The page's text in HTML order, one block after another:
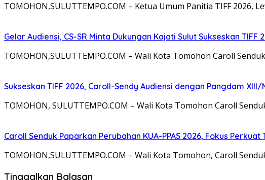
TOMOHON,SULUTTEMPO.COM – Ketua Umum Panitia TIFF
Gelar Audiensi, CS-SR Minta Dukungan Kajati Sulut Sukseskan TIFF
TOMOHON,SULUTTEMPO.COM – Wali Kota Tomohon Caroll
Sukseskan TIFF 2026, Caroll-Sendy Audiensi dengan Pangdam
TOMOHON, SULUTTEMPO.COM – Wali Kota Tomohon Caroll
Caroll Senduk Paparkan Perubahan KUA-PPAS 2026, Fokus
TOMOHON,SULUTTEMPO.COM – Wali Kota Tomohon, Caroll
Tinggalkan Balasan